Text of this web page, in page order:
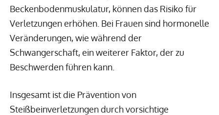
Beckenbodenmuskulatur, können das Risiko für
Verletzungen erhöhen. Bei Frauen sind hormonelle
Veränderungen, wie während der
Schwangerschaft, ein weiterer Faktor, der zu
Beschwerden führen kann.
Insgesamt ist die Prävention von
Steißbeinverletzungen durch vorsichtige